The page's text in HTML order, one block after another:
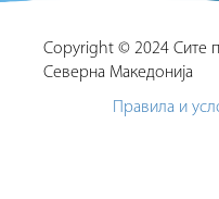
Copyright © 2024 Сите
Северна Македонија
Правила и